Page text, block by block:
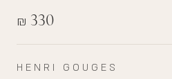
₪ 330
HENRI GOUGES